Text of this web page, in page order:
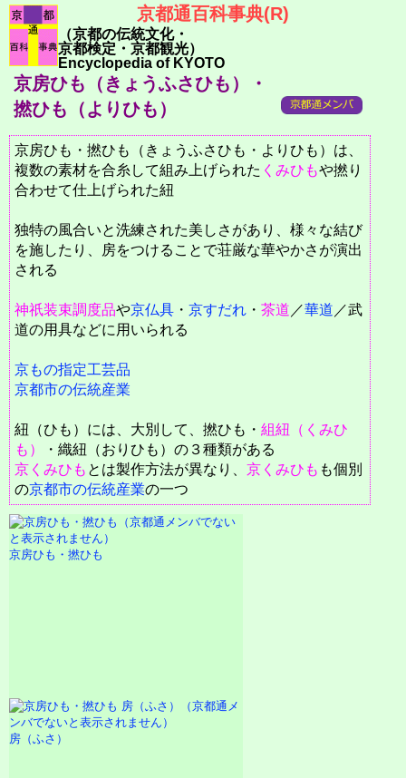
京都通百科事典(R)
（京都の伝統文化・
京都検定・京都観光）
Encyclopedia of KYOTO
京房ひも（きょうふさひも）・
撚ひも（よりひも）
京房ひも・撚ひも（きょうふさひも・よりひも）は、
複数の素材を合糸して組み上げられた くみひもや撚り
合わせて仕上げられた紐
独特の風合いと洗練された美しさがあり、様々な結び
を施したり、房をつけることで荘厳な華やかさが演出
される
神祇装束調度品や京仏具 ・ 京すだれ ・ 茶道 ／華道 ／武
道の用具などに用いられる
京もの指定工芸品
京都市の伝統産業
紐（ひも）には、大別して、撚ひも・ 組紐（くみひ
も）
・織紐（おりひも）の３種類がある
京くみひも とは製作方法が異なり、 京くみひも も個別
の京都市の伝統産業の一つ
京房ひも・撚ひも
房（ふさ）